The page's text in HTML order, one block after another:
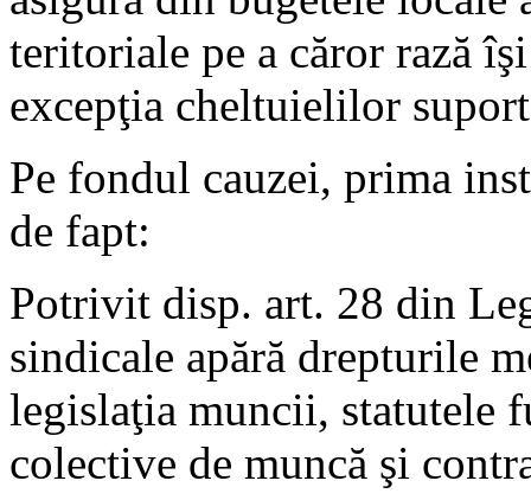
teritoriale pe a căror rază
excepţia cheltuielilor
Pe fondul cauzei, prima
de fapt:
Potrivit disp. art. 28 din
sindicale apără drepturile
legislaţia muncii, statutele
colective de muncă şi